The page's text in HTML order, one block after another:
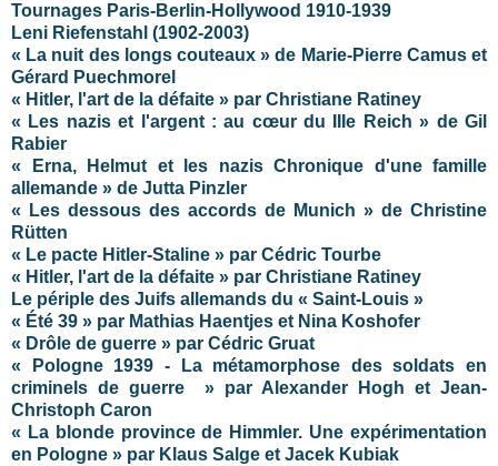
Tournages Paris-Berlin-Hollywood 1910-1939
Leni Riefenstahl (1902-2003)
« La nuit des longs couteaux » de Marie-Pierre Camus et
Gérard Puechmorel
« Hitler, l'art de la défaite » par Christiane Ratiney
« Les nazis et l'argent : au cœur du IIIe Reich » de Gil
Rabier
« Erna, Helmut et les nazis Chronique d'une famille
allemande » de Jutta Pinzler
« Les dessous des accords de Munich » de Christine
Rütten
« Le pacte Hitler-Staline » par Cédric Tourbe
« Hitler, l'art de la défaite » par Christiane Ratiney
Le périple des Juifs allemands du « Saint-Louis »
« Été 39 » par Mathias Haentjes et Nina Koshofer
« Drôle de guerre » par Cédric Gruat
« Pologne 1939 - La métamorphose des soldats en
criminels de guerre » par Alexander Hogh et Jean-
Christoph Caron
« La blonde province de Himmler. Une expérimentation
en Pologne » par Klaus Salge et Jacek Kubiak